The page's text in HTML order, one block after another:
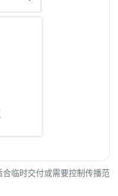
临时交付或需要控制传播范